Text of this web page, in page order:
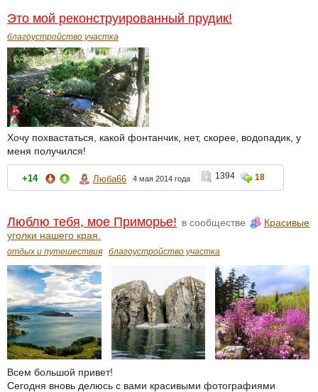
Это мой реконструированный прудик!
благоустройство участка
Хочу похвастаться, какой фонтанчик, нет, скорее, водопадик, у
меня получился!
+14 Люба66 4 мая 2014 года 1394 18
Люблю тебя, мое Приморье! в сообществе
Красивые
уголки нашего края.
отдых и путешествия благоустройство участка
Всем большой привет!
Сегодня вновь делюсь с вами красивыми фотографиями